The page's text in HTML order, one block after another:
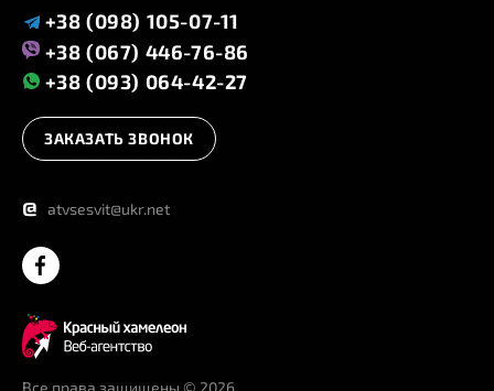
Все права защищены © 2026
+38 (098) 105-07-11
+38 (067) 446-76-86
+38 (093) 064-42-27
ЗАКАЗАТЬ ЗВОНОК
@ atvsesvit@ukr.net